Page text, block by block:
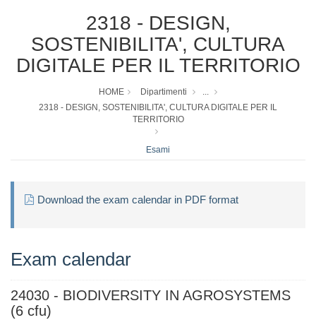
2318 - DESIGN,
SOSTENIBILITA', CULTURA
DIGITALE PER IL TERRITORIO
HOME Dipartimenti
...
2318 - DESIGN, SOSTENIBILITA', CULTURA DIGITALE PER IL
TERRITORIO
Esami
Download the exam calendar in PDF format
Exam calendar
24030 - BIODIVERSITY IN AGROSYSTEMS
(6 cfu)